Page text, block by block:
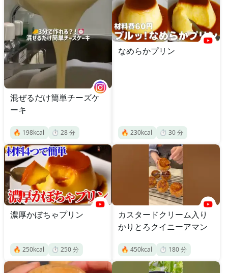
混ぜるだけ簡単チーズケ
ーキ
🔥 198kcal ⏱️ 28分
なめらかプリン
🔥 230kcal ⏱️ 30分
濃厚かぼちゃプリン
🔥 250kcal ⏱️ 250分
カスタードクリーム入り
かりとろクイニーアマン
🔥 450kcal ⏱️ 180分